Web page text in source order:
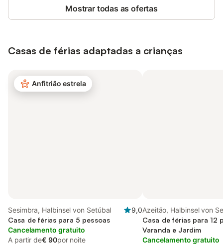
Mostrar todas as ofertas
Casas de férias adaptadas a crianças
Anfitrião estrela
Sesimbra, Halbinsel von Setúbal
9,0
Casa de férias para 5 pessoas
Cancelamento gratuito
A partir de€ 90por noite
Azeitão, Halbinsel von
Casa de férias para 12
Varanda e Jardim
Cancelamento gratuito